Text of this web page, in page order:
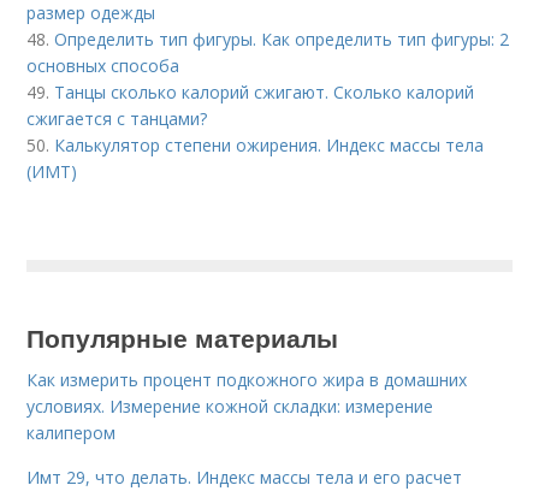
размер одежды
48.Определить тип фигуры. Как определить тип фигуры: 2
основных способа
49. Танцы сколько калорий сжигают. Сколько калорий
сжигается с танцами?
50. Калькулятор степени ожирения. Индекс массы тела
(ИМТ)
Популярные материалы
Как измерить процент подкожного жира в домашних
условиях. Измерение кожной складки: измерение
калипером
Имт 29, что делать. Индекс массы тела и его расчет